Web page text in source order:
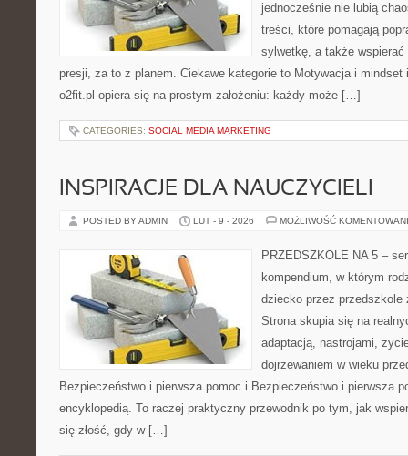
jednocześnie nie lubią
treści, które pomagają
sylwetkę, a także
presji, za to z planem. Ciekawe kategorie to Motywacja i mindset
o2fit.pl opiera się na prostym założeniu: każdy może […]
CATEGORIES: SOCIAL MEDIA MARKETING
INSPIRACJE DLA NAUCZYCIELI
POSTED BY ADMIN LUT - 9 - 2026 MOŻLIWOŚĆ
PRZEDSZKOLE NA 5 –
kompendium, w którym
dziecko przez przedszkole
Strona skupia się na
adaptacją, nastrojami,
dojrzewaniem w wieku
Bezpieczeństwo i pierwsza pomoc i Bezpieczeństwo i pierwsza
encyklopedią. To raczej praktyczny przewodnik po tym, jak
się złość, gdy w […]